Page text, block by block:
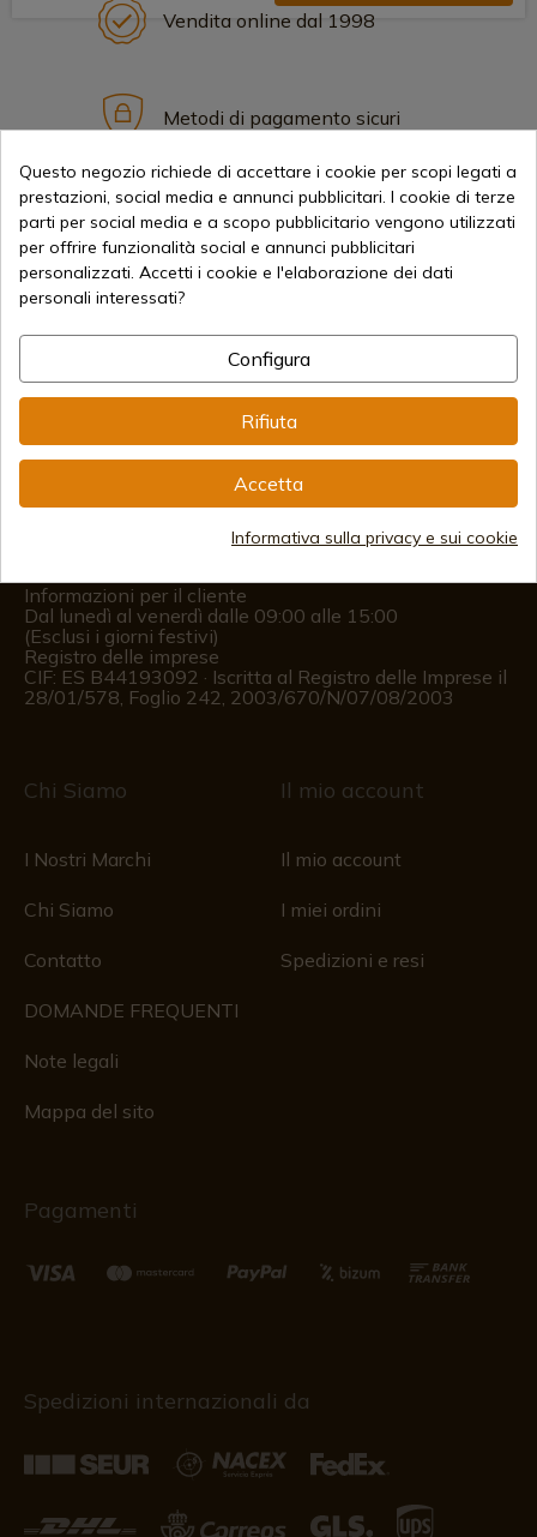
Vendita online dal 1998
Metodi di pagamento sicuri
Spedizioni Internazionali
Informazione
info@aceros-de-hispania.com
Informazioni per il cliente
Dal lunedì al venerdì dalle 09:00 alle 15:00
(Esclusi i giorni festivi)
Registro delle imprese
CIF: ES B44193092 · Iscritta al Registro delle Imprese il
28/01/578, Foglio 242, 2003/670/N/07/08/2003
Chi Siamo
I Nostri Marchi
Chi Siamo
Contatto
DOMANDE FREQUENTI
Note legali
Mappa del sito
Il mio account
Il mio account
I miei ordini
Spedizioni e resi
Pagamenti
Spedizioni internazionali da
Questo negozio richiede di accettare i cookie per scopi legati a
prestazioni, social media e annunci pubblicitari. I cookie di terze
parti per social media e a scopo pubblicitario vengono utilizzati
per offrire funzionalità social e annunci pubblicitari
personalizzati. Accetti i cookie e l'elaborazione dei dati
personali interessati?
Configura
Rifiuta
Accetta
Informativa sulla privacy e sui cookie